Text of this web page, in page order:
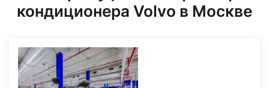
кондиционера Volvo в Москве